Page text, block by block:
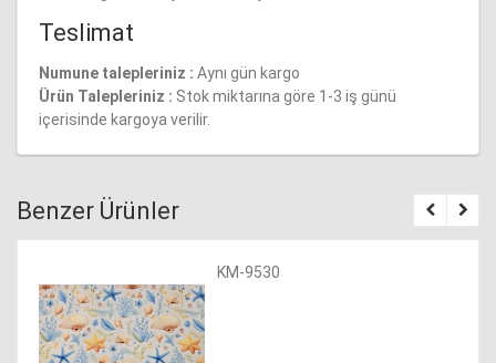
Teslimat
Numune talepleriniz : Aynı gün kargo
Ürün Talepleriniz : Stok miktarına göre 1-3 iş günü
içerisinde kargoya verilir.
Benzer Ürünler
KM-9530